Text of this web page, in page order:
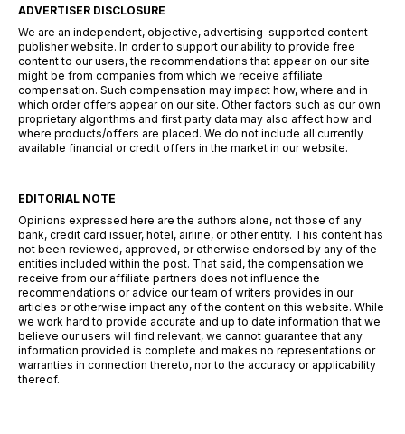
ADVERTISER DISCLOSURE
We are an independent, objective, advertising-supported content
publisher website. In order to support our ability to provide free
content to our users, the recommendations that appear on our site
might be from companies from which we receive affiliate
compensation. Such compensation may impact how, where and in
which order offers appear on our site. Other factors such as our own
proprietary algorithms and first party data may also affect how and
where products/offers are placed. We do not include all currently
available financial or credit offers in the market in our website.
EDITORIAL NOTE
Opinions expressed here are the authors alone, not those of any
bank, credit card issuer, hotel, airline, or other entity. This content has
not been reviewed, approved, or otherwise endorsed by any of the
entities included within the post. That said, the compensation we
receive from our affiliate partners does not influence the
recommendations or advice our team of writers provides in our
articles or otherwise impact any of the content on this website. While
we work hard to provide accurate and up to date information that we
believe our users will find relevant, we cannot guarantee that any
information provided is complete and makes no representations or
warranties in connection thereto, nor to the accuracy or applicability
thereof.